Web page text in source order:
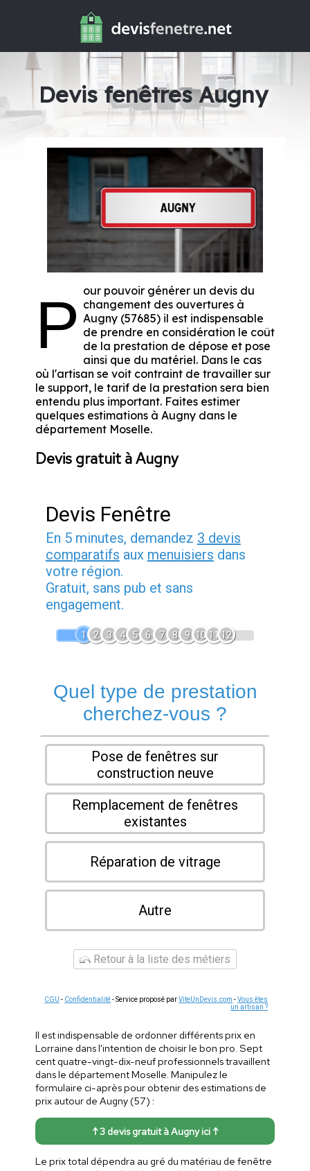
Devis fenêtres Augny
P our pouvoir générer un devis du
changement des ouvertures à
Augny (57685) il est indispensable
de prendre en considération le coût
de la prestation de dépose et pose
ainsi que du matériel. Dans le cas
où l'artisan se voit contraint de travailler sur
le support, le tarif de la prestation sera bien
entendu plus important. Faites estimer
quelques estimations à Augny dans le
département Moselle.
Devis gratuit à Augny
Devis Fenêtre
En 5 minutes, demandez 3 devis
comparatifs aux menuisiers dans
votre région.
Gratuit, sans pub et sans
engagement.
1 2 3 4 5 6 7 8 9 1011 12
Quel type de prestation
cherchez-vous ?
Pose de fenêtres sur
construction neuve
Remplacement de fenêtres
existantes
Réparation de vitrage
Autre
Retour à la liste des métiers
CGU - Confidentialité- Service proposé parViteUnDevis.com -Vous êtes
un artisan ?
Il est indispensable de ordonner différents prix en
Lorraine dans l'intention de choisir le bon pro. Sept
cent quatre-vingt-dix-neuf professionnels travaillent
dans le département Moselle. Manipulez le
formulaire ci-après pour obtenir des estimations de
prix autour de Augny (57) :
↑ 3 devis gratuit à Augny ici ↑
Le prix total dépendra au gré du matériau de fenêtre